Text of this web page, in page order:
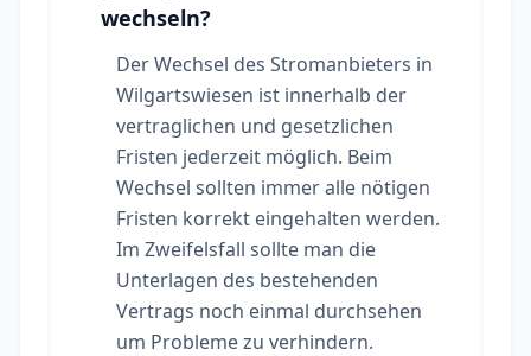
wechseln?
Der Wechsel des Stromanbieters in
Wilgartswiesen ist innerhalb der
vertraglichen und gesetzlichen
Fristen jederzeit möglich. Beim
Wechsel sollten immer alle nötigen
Fristen korrekt eingehalten werden.
Im Zweifelsfall sollte man die
Unterlagen des bestehenden
Vertrags noch einmal durchsehen
um Probleme zu verhindern.